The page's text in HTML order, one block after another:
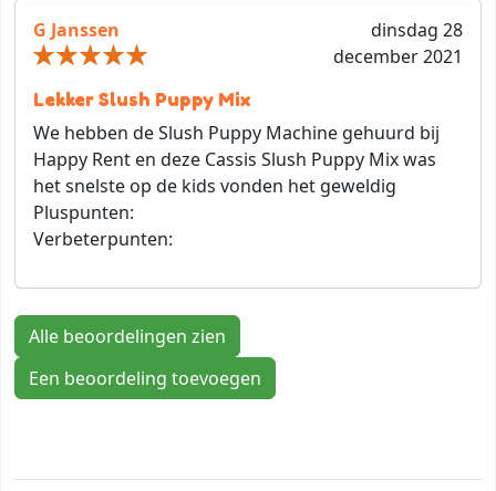
G Janssen
dinsdag 28
december 2021
Lekker Slush Puppy Mix
We hebben de Slush Puppy Machine gehuurd bij
Happy Rent en deze Cassis Slush Puppy Mix was
het snelste op de kids vonden het geweldig
Pluspunten:
Verbeterpunten:
Alle beoordelingen zien
Een beoordeling toevoegen